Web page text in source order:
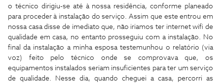
o técnico dirigiu-se até à nossa residência, conforme planeado
para proceder à instalação do serviço. Assim que este entrou em
nossa casa disse de imediato que, não iriamos ter internet wifi de
qualidade em casa, no entanto prosseguiu com a instalação. No
final da instalação a minha esposa testemunhou o relatório (via
voz) feito pelo técnico onde se comprovava que, os
equipamentos instalados seriam insuficientes para ter um serviço
de qualidade. Nesse dia, quando cheguei a casa, percorri as